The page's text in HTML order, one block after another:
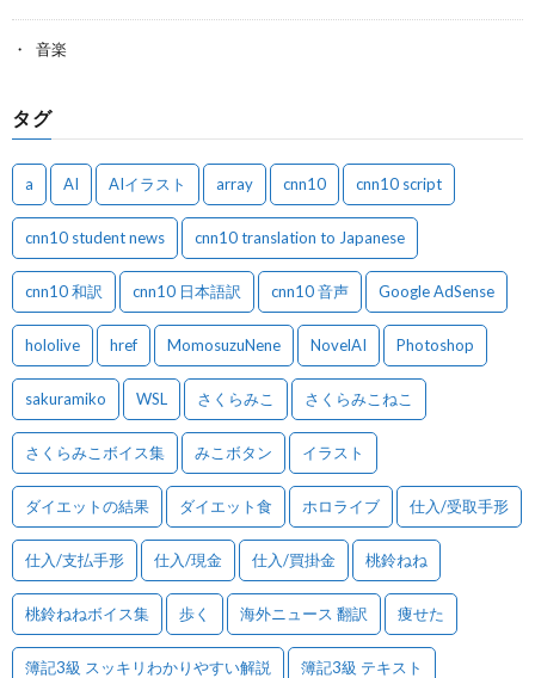
音楽
タグ
a AI AIイラスト array cnn10 cnn10 script
cnn10 student news cnn10 translation to Japanese
cnn10 和訳 cnn10 日本語訳 cnn10 音声 Google AdSense
hololive href MomosuzuNene NovelAI Photoshop
sakuramiko WSL さくらみこ さくらみこねこ
さくらみこボイス集 みこボタン イラスト
ダイエットの結果 ダイエット食 ホロライブ 仕入/受取手形
仕入/支払手形 仕入/現金 仕入/買掛金 桃鈴ねね
桃鈴ねねボイス集 歩く 海外ニュース 翻訳 痩せた
簿記3級 スッキリわかりやすい解説 簿記3級 テキスト